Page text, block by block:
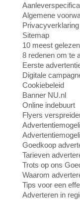
Algemene
Privacyverklaring
Sitemap
10 meest
8 redenen om te
Eerste
Digitale
Cookiebeleid
Banner NU.nl
Online indebuurt
Flyers
Goedkoop
Tarieven
Trots op ons
Waarom
Tips voor een
Adverteren in